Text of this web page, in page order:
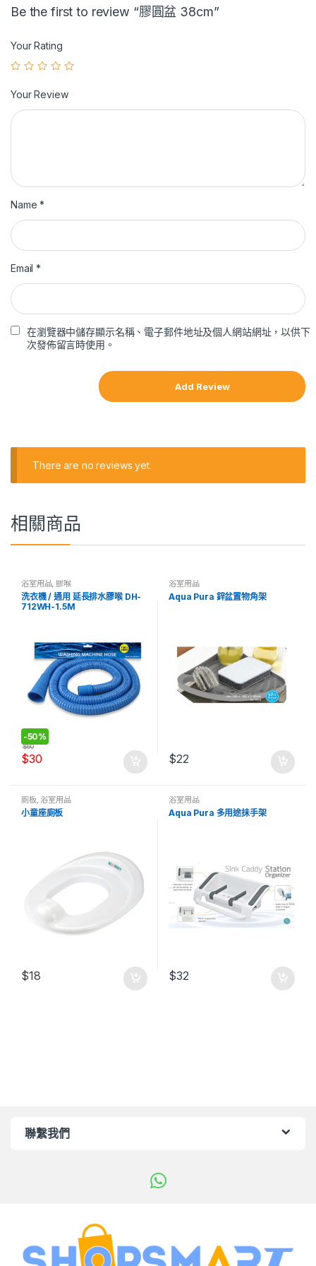
Be the first to review “膠圓盆 38cm”
Your Rating
Your Review
Name*
Email*
在瀏覽器中儲存顯示名稱、電子郵件地址及個人網站網址，以供下
次發佈留言時使用。
There are no reviews yet.
相關商品
浴室用品,膠喉
洗衣機 / 通用 延長排水膠喉 DH-
712WH-1.5M
-50%
$30
$60
浴室用品
Aqua Pura 鋅盆置物角架
$22
廁板,浴室用品
小童座廁板
$18
浴室用品
Aqua Pura 多用途抺手架
$32
聯繫我們